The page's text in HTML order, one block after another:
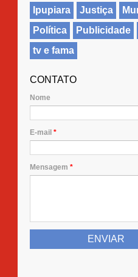
Ipupiara
Justiça
Política
Publicidade
tv e fama
CONTATO
Nome
E-mail *
Mensagem *